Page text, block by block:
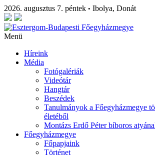
2026. augusztus 7. péntek • Ibolya, Donát
Menü
Híreink
Média
Fotógalériák
Videótár
Hangtár
Beszédek
Tanulmányok a Főegyházmegye
életéből
Montázs Erdő Péter bíboros
Főegyházmegye
Főpapjaink
Történet